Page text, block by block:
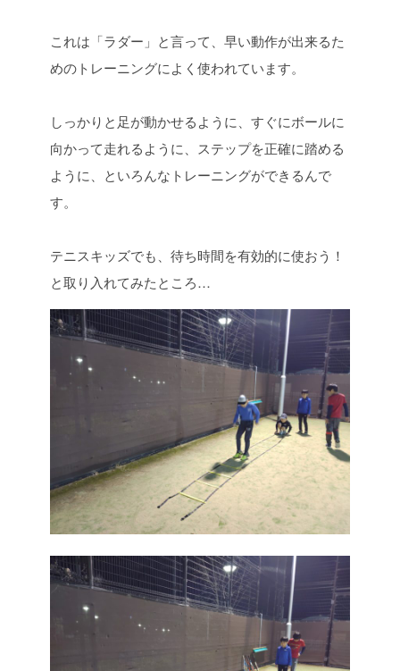
これは「ラダー」と言って、早い動作が出来るた
めのトレーニングによく使われています。
しっかりと足が動かせるように、すぐにボールに
向かって走れるように、ステップを正確に踏める
ように、といろんなトレーニングができるんで
す。
テニスキッズでも、待ち時間を有効的に使おう！
と取り入れてみたところ…